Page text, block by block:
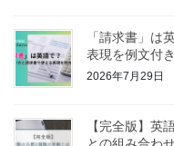
「請求書」は
表現を例文付
2026年7月29日
【完全版】英